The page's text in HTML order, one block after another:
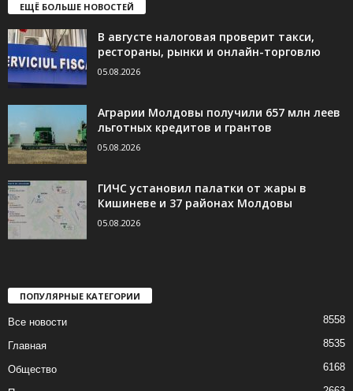
ЕЩЁ БОЛЬШЕ НОВОСТЕЙ
В августе налоговая проверит такси,
рестораны, рынки и онлайн-торговлю
05.08.2026
Аграрии Молдовы получили 657 млн леев
льготных кредитов и грантов
05.08.2026
ГИЧС установил палатки от жары в
Кишиневе и 37 районах Молдовы
05.08.2026
ПОПУЛЯРНЫЕ КАТЕГОРИИ
Все новости 8558
Главная 8535
Общество 6168